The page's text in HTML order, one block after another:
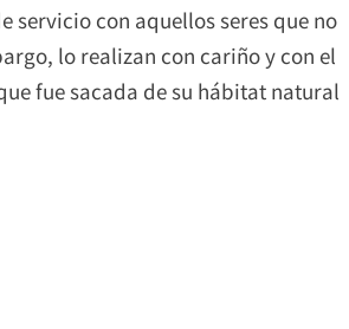
servicio con aquellos seres que no
lo realizan con cariño y con el
fue sacada de su hábitat natural